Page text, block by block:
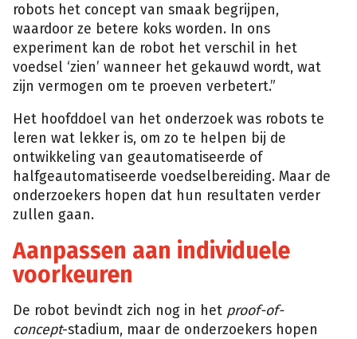
robots het concept van smaak begrijpen,
waardoor ze betere koks worden. In ons
experiment kan de robot het verschil in het
voedsel ‘zien’ wanneer het gekauwd wordt, wat
zijn vermogen om te proeven verbetert.”
Het hoofddoel van het onderzoek was robots te
leren wat lekker is, om zo te helpen bij de
ontwikkeling van geautomatiseerde of
halfgeautomatiseerde voedselbereiding. Maar de
onderzoekers hopen dat hun resultaten verder
zullen gaan.
Aanpassen aan individuele
voorkeuren
De robot bevindt zich nog in het proof-of-
concept-stadium, maar de onderzoekers hopen